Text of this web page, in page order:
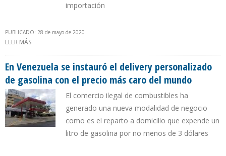
importación
PUBLICADO: 28 de mayo de 2020
LEER MÁS
SORTEOS
En Venezuela se instauró el delivery personalizado
de gasolina con el precio más caro del mundo
El comercio ilegal de combustibles ha
generado una nueva modalidad de negocio
como es el reparto a domicilio que expende un
litro de gasolina por no menos de 3 dólares